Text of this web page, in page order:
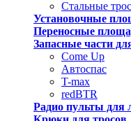
Стальные
Установочные
Переносные
Запасные части
Come Up
Автоспас
T-max
redBTR
Радио пульты для